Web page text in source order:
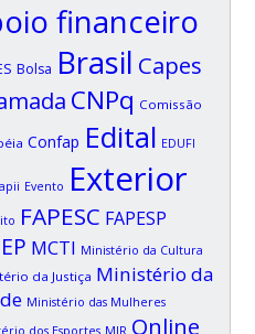
financeiro
Bolsa Brasil Capes
CNPq Comissão
Confap Edital EDUFI
Evento Exterior
FAPESC FAPESP
MCTI Ministério da Cultura
da Justiça Ministério da
Ministério das Mulheres
Online